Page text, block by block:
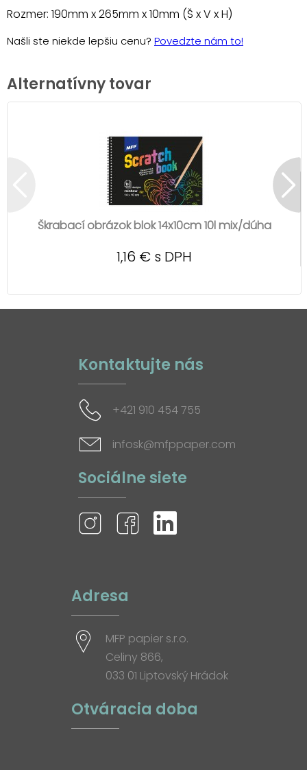
Rozmer: 190mm x 265mm x 10mm (Š x V x H)
Našli ste niekde lepšiu cenu? Povedzte nám to!
Alternatívny tovar
Škrabací obrázok blok 14x10cm 10l mix/dúha
1,16 € s DPH
Kontaktujte nás
+421 910 454 755
infosk@mfppaper.com
Sociálne siete
Adresa
MFP papier s.r.o.
Celiny 866,
033 01 Liptovský Hrádok
Otváracia doba